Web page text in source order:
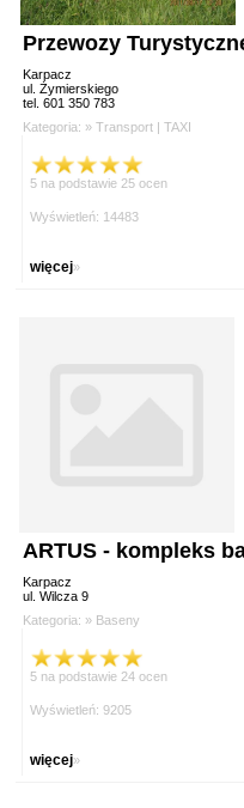
Przewozy
Karpacz
ul. Żymierskiego
tel. 601 350 783
Kategoria: » Transport | TAXI
5 na podstawie 25 ocen
Wyświetleń: 14483
więcej»
ARTUS - kompleks
Karpacz
ul. Wilcza 9
Kategoria: » Baseny
5 na podstawie 24 ocen
Wyświetleń: 9205
więcej»